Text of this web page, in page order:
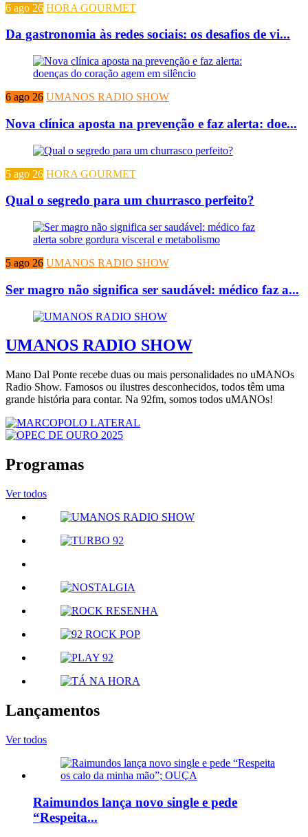
6 ago 26 HORA GOURMET
Da gastronomia às redes sociais: os desafios de vi...
6 ago 26 UMANOS RADIO SHOW
Nova clínica aposta na prevenção e faz alerta: doe...
5 ago 26 HORA GOURMET
Qual o segredo para um churrasco perfeito?
5 ago 26 UMANOS RADIO SHOW
Ser magro não significa ser saudável: médico faz a...
UMANOS RADIO SHOW
Mano Dal Ponte recebe duas ou mais personalidades no uMANOs
Radio Show. Famosos ou ilustres desconhecidos, todos têm uma
grande história para contar. Na 92fm, somos todos uMANOs!
Programas
Ver todos
Lançamentos
Ver todos
Raimundos lança novo single e pede
“Respeita...